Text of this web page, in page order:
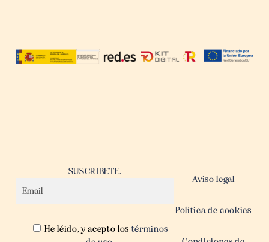
SUSCRIBETE.
He léido, y acepto los términos
Aviso legal
Política de cookies